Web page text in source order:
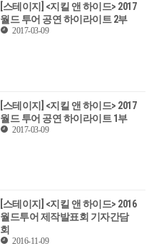
[스테이지] <지킬 앤 하이드> 2017
월드 투어 공연 하이라이트 2부
2017-03-09
[스테이지] <지킬 앤 하이드> 2017
월드 투어 공연 하이라이트 1부
2017-03-09
[스테이지] <지킬 앤 하이드> 2016
월드투어 제작발표회 기자간담
회
2016-11-09